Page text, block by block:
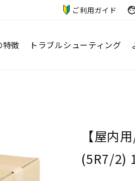
ご利用ガイド
特徴 トラブルシューティング
【屋内
(5R7/2)